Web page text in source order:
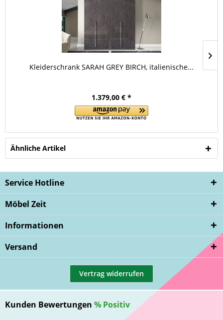
Kleiderschrank SARAH GREY BIRCH, italienische...
1.379,00 € *
Ähnliche Artikel
Service Hotline
Möbel Zeit
Informationen
Versand
Vertrag widerrufen
Kunden Bewertungen % Positiv